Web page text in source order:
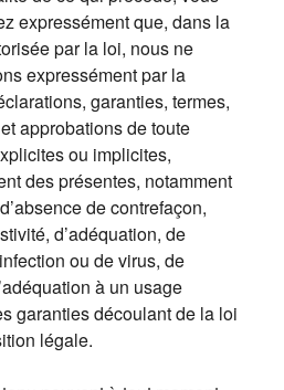
expressément que, dans la
par la loi, nous ne
expressément par la
garanties, termes,
approbations de toute
ou implicites,
des présentes, notamment
de contrefaçon,
d’adéquation, de
ou de virus, de
à un usage
garanties découlant de la loi
légale.